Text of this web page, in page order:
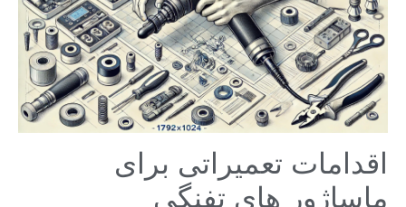
اقدامات تعمیراتی برای
ماساژور های تفنگی